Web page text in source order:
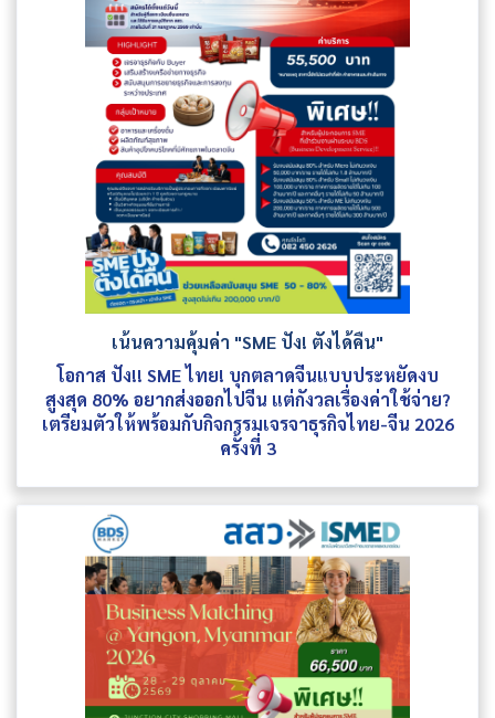
เน้นความคุ้มค่า "SME ปัง! ตังได้คืน"
โอกาส ปัง!! SME ไทย! บุกตลาดจีนแบบประหยัดงบ
สูงสุด 80% อยากส่งออกไปจีน แต่กังวลเรื่องค่าใช้จ่าย?
เตรียมตัวให้พร้อมกับกิจกรรมเจรจาธุรกิจไทย-จีน 2026
ครั้งที่ 3